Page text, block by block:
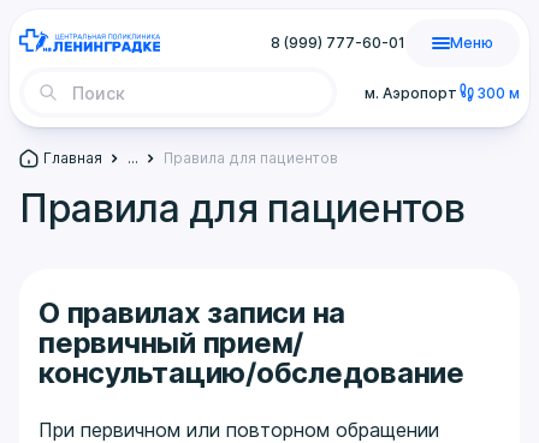
м. Аэропорт 300 м
8 (999) 777-60-01 Меню
Главная ... Правила для пациентов
Правила для пациентов
О правилах записи на
первичный прием/
консультацию/обследование
При первичном или повторном обращении